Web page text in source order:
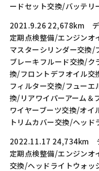
ードセット交換/バッテリ
2021.9.26 22,678km デ
定期点検整備/エンジンオ
マスターシリンダー交換
ブレーキフルード交換/ク
換/フロントデフオイル交
フィルター交換/フュー
換/リアワイパーアーム＆
ワイヤーブーツ交換/オイ
トリムカバー交換/ヘッ
2022.11.17 24,734km
定期点検整備/エンジンオ
交換/ヘッドライトウォッ